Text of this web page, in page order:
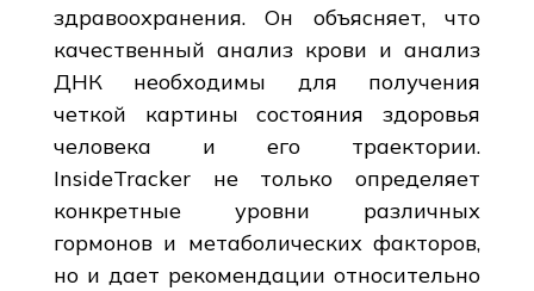
здравоохранения. Он объясняет, что
качественный анализ крови и анализ
ДНК необходимы для получения
четкой картины состояния здоровья
человека и его траектории.
InsideTracker не только определяет
конкретные уровни различных
гормонов и метаболических факторов,
но и дает рекомендации относительно